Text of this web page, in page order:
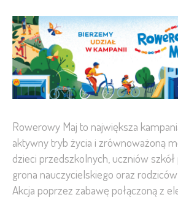
Rowerowy Maj to największa
aktywny tryb życia i zrównoważoną
dzieci przedszkolnych, uczniów
grona nauczycielskiego oraz
Akcja poprzez zabawę połączoną z